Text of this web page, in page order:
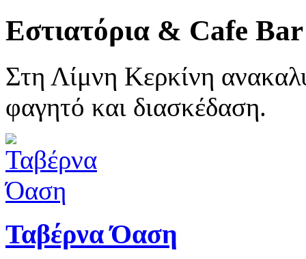
Εστιατόρια & Cafe Bar
Στη Λίμνη Κερκίνη
φαγητό και διασκέδαση.
Ταβέρνα Όαση